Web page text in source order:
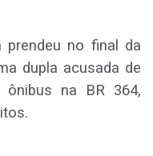
prendeu no final da
dupla acusada de
na BR 364,